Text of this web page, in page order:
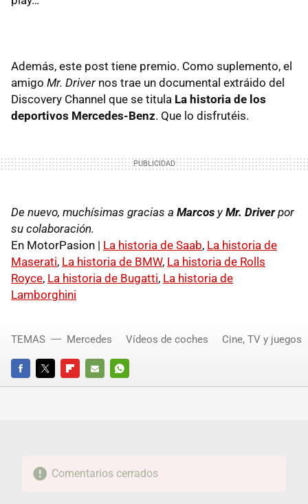
Además, este post tiene premio. Como suplemento, el
amigo Mr. Driver nos trae un documental extráido del
Discovery Channel que se titula La historia de los
deportivos Mercedes-Benz. Que lo disfrutéis.
De nuevo, muchísimas gracias a Marcos yMr. Driverpor
su colaboración.
En MotorPasion | La historia de Saab, La historia de
Maserati, La historia de BMW, La historia de Rolls
Royce, La historia de Bugatti, La historia de
Lamborghini
FACEBOOKTWITTERFLIPBOARD
E-
WHATSAPP
TEMAS Mercedes Vídeos de coches Cine, TV y juegos
Comentarios cerrados